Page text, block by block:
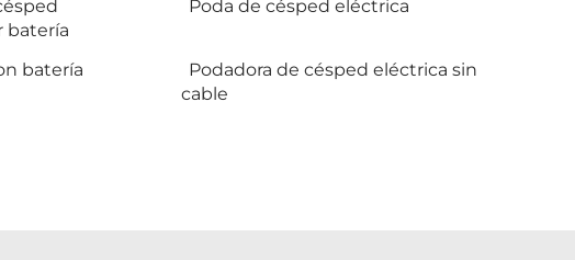
batería
Poda de césped eléctrica
batería
Podadora de césped eléctrica sin
cable